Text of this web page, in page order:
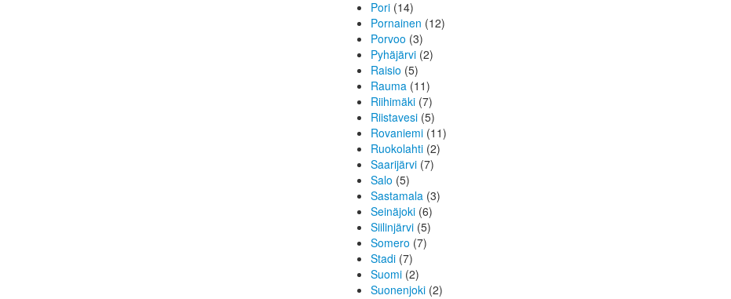
Pori (14)
Pornainen (12)
Porvoo (3)
Pyhäjärvi (2)
Raisio (5)
Rauma (11)
Riihimäki (7)
Riistavesi (5)
Rovaniemi (11)
Ruokolahti (2)
Saarijärvi (7)
Salo (5)
Sastamala (3)
Seinäjoki (6)
Siilinjärvi (5)
Somero (7)
Stadi (7)
Suomi (2)
Suonenjoki (2)